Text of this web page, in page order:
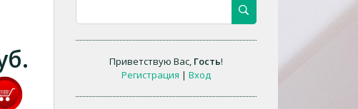
Приветствую Вас, Гость!
Регистрация |Вход